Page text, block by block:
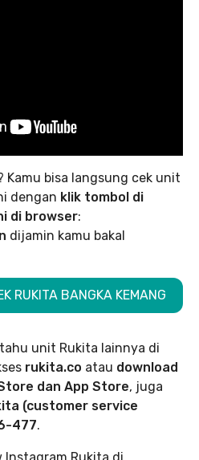
Kamu bisa langsung cek unit
dengan klik tombol di
di browser:
dijamin kamu bakal
RUKITA BANGKA KEMANG
unit Rukita lainnya di
rukita.co atau download
dan App Store, juga
(customer service
477.
Rukita di